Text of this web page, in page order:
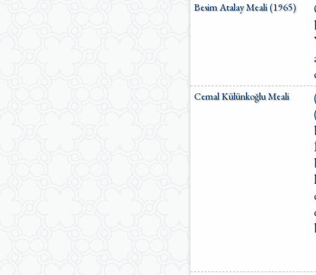
Besim Atalay Meali (1965)
Cemal Külünkoğlu Meali